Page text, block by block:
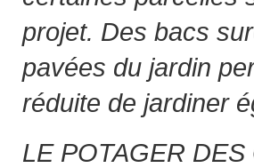
projet. Des bacs
pavées du jardin
réduite de jardiner
LE POTAGER DES